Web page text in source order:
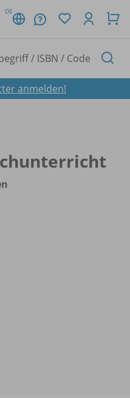
DE
anmelden!